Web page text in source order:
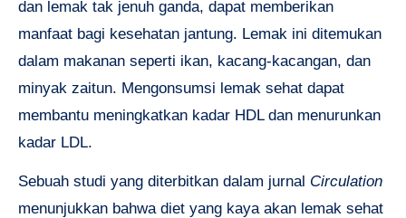
dan lemak tak jenuh ganda, dapat memberikan
manfaat bagi kesehatan jantung. Lemak ini ditemukan
dalam makanan seperti ikan, kacang-kacangan, dan
minyak zaitun. Mengonsumsi lemak sehat dapat
membantu meningkatkan kadar HDL dan menurunkan
kadar LDL.
Sebuah studi yang diterbitkan dalam jurnal Circulation
menunjukkan bahwa diet yang kaya akan lemak sehat